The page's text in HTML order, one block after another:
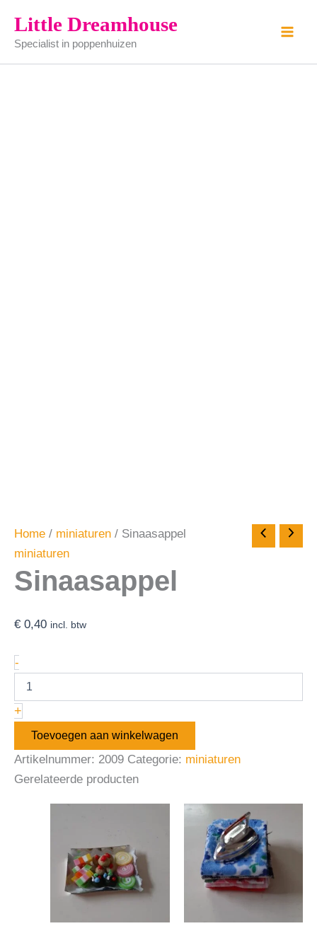
naar
inhoud
Little Dreamhouse
Specialist in poppenhuizen
Home / miniaturen / Sinaasappel
miniaturen
Sinaasappel
€ 0,40 incl. btw
-
aantal
+
Toevoegen aan winkelwagen
Artikelnummer: 2009 Categorie: miniaturen
Gerelateerde producten